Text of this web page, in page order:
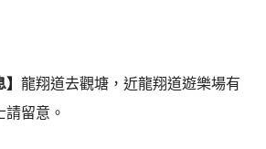
龍翔道去觀塘，近龍翔道遊樂場有
留意。